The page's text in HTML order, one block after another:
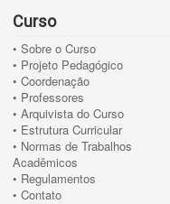
Curso
• Sobre o Curso
• Projeto Pedagógico
• Coordenação
• Professores
• Arquivista do Curso
• Estrutura Curricular
• Normas de Trabalhos
Acadêmicos
• Regulamentos
• Contato